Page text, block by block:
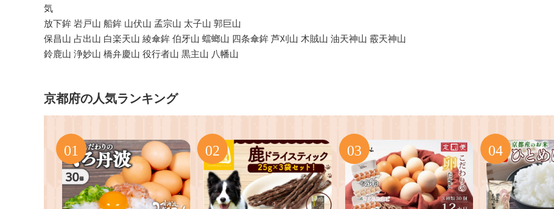
気
放下鉾 岩戸山 船鉾 山伏山 孟宗山 太子山 郭巨山
保昌山 占出山 白楽天山 綾傘鉾 伯牙山 蟷螂山 四条傘鉾 芦刈山 木賊山 油天神山 霰天神山
鈴鹿山 浄妙山 橋弁慶山 役行者山 黒主山 八幡山
京都府の人気ランキング